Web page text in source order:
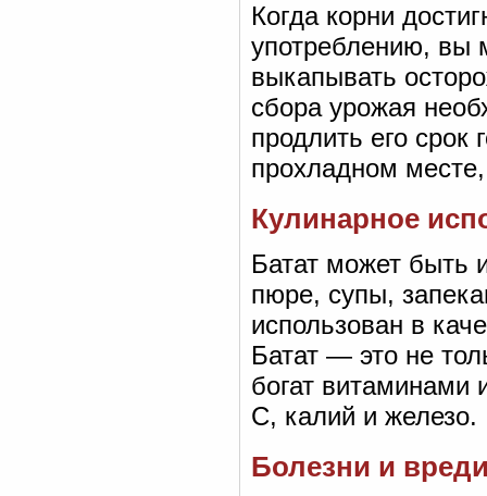
Когда корни
употреблению, вы
выкапывать
сбора урожая
продлить его срок
прохладном
Кулинарное
Батат может быть
пюре, супы,
использован в
Батат — это не
богат витаминами
C, калий и железо.
Болезни и